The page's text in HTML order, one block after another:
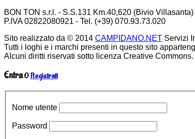
BON TON s.r.l. - S.S.131 Km.40,620 (Bivio
P.IVA 02822080921 - Tel. (+39) 070.93.73.020
Sito realizzato da © 2014 CAMPIDANO.NET Servizi
Tutti i loghi e i marchi presenti in questo sito
Alcuni diritti riservati sotto licenza Creative Commons.
EntraORegistrati
Nome utente
Password